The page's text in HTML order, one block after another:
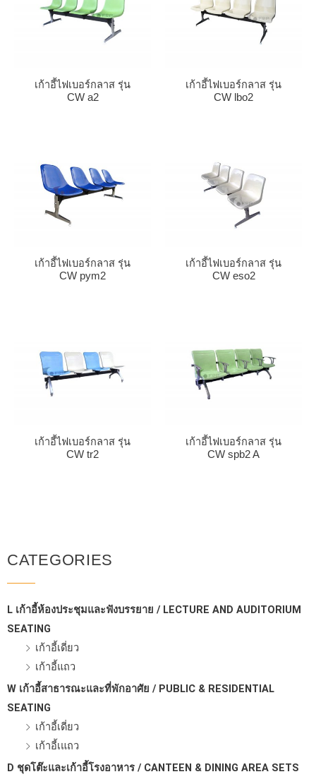
เก้าอี้ไฟเบอร์กลาส รุ่น
CW a2
เก้าอี้ไฟเบอร์กลาส รุ่น
CW lbo2
เก้าอี้ไฟเบอร์กลาส รุ่น
CW pym2
เก้าอี้ไฟเบอร์กลาส รุ่น
CW eso2
เก้าอี้ไฟเบอร์กลาส รุ่น
CW tr2
เก้าอี้ไฟเบอร์กลาส รุ่น
CW spb2 A
CATEGORIES
L เก้าอี้ห้องประชุมและฟังบรรยาย / LECTURE AND AUDITORIUM
SEATING
เก้าอี้เดี่ยว
เก้าอี้แถว
W เก้าอี้สาธารณะและที่พักอาศัย / PUBLIC & RESIDENTIAL
SEATING
เก้าอี้เดี่ยว
เก้าอี้เแถว
D ชุดโต๊ะและเก้าอี้โรงอาหาร / CANTEEN & DINING AREA SETS